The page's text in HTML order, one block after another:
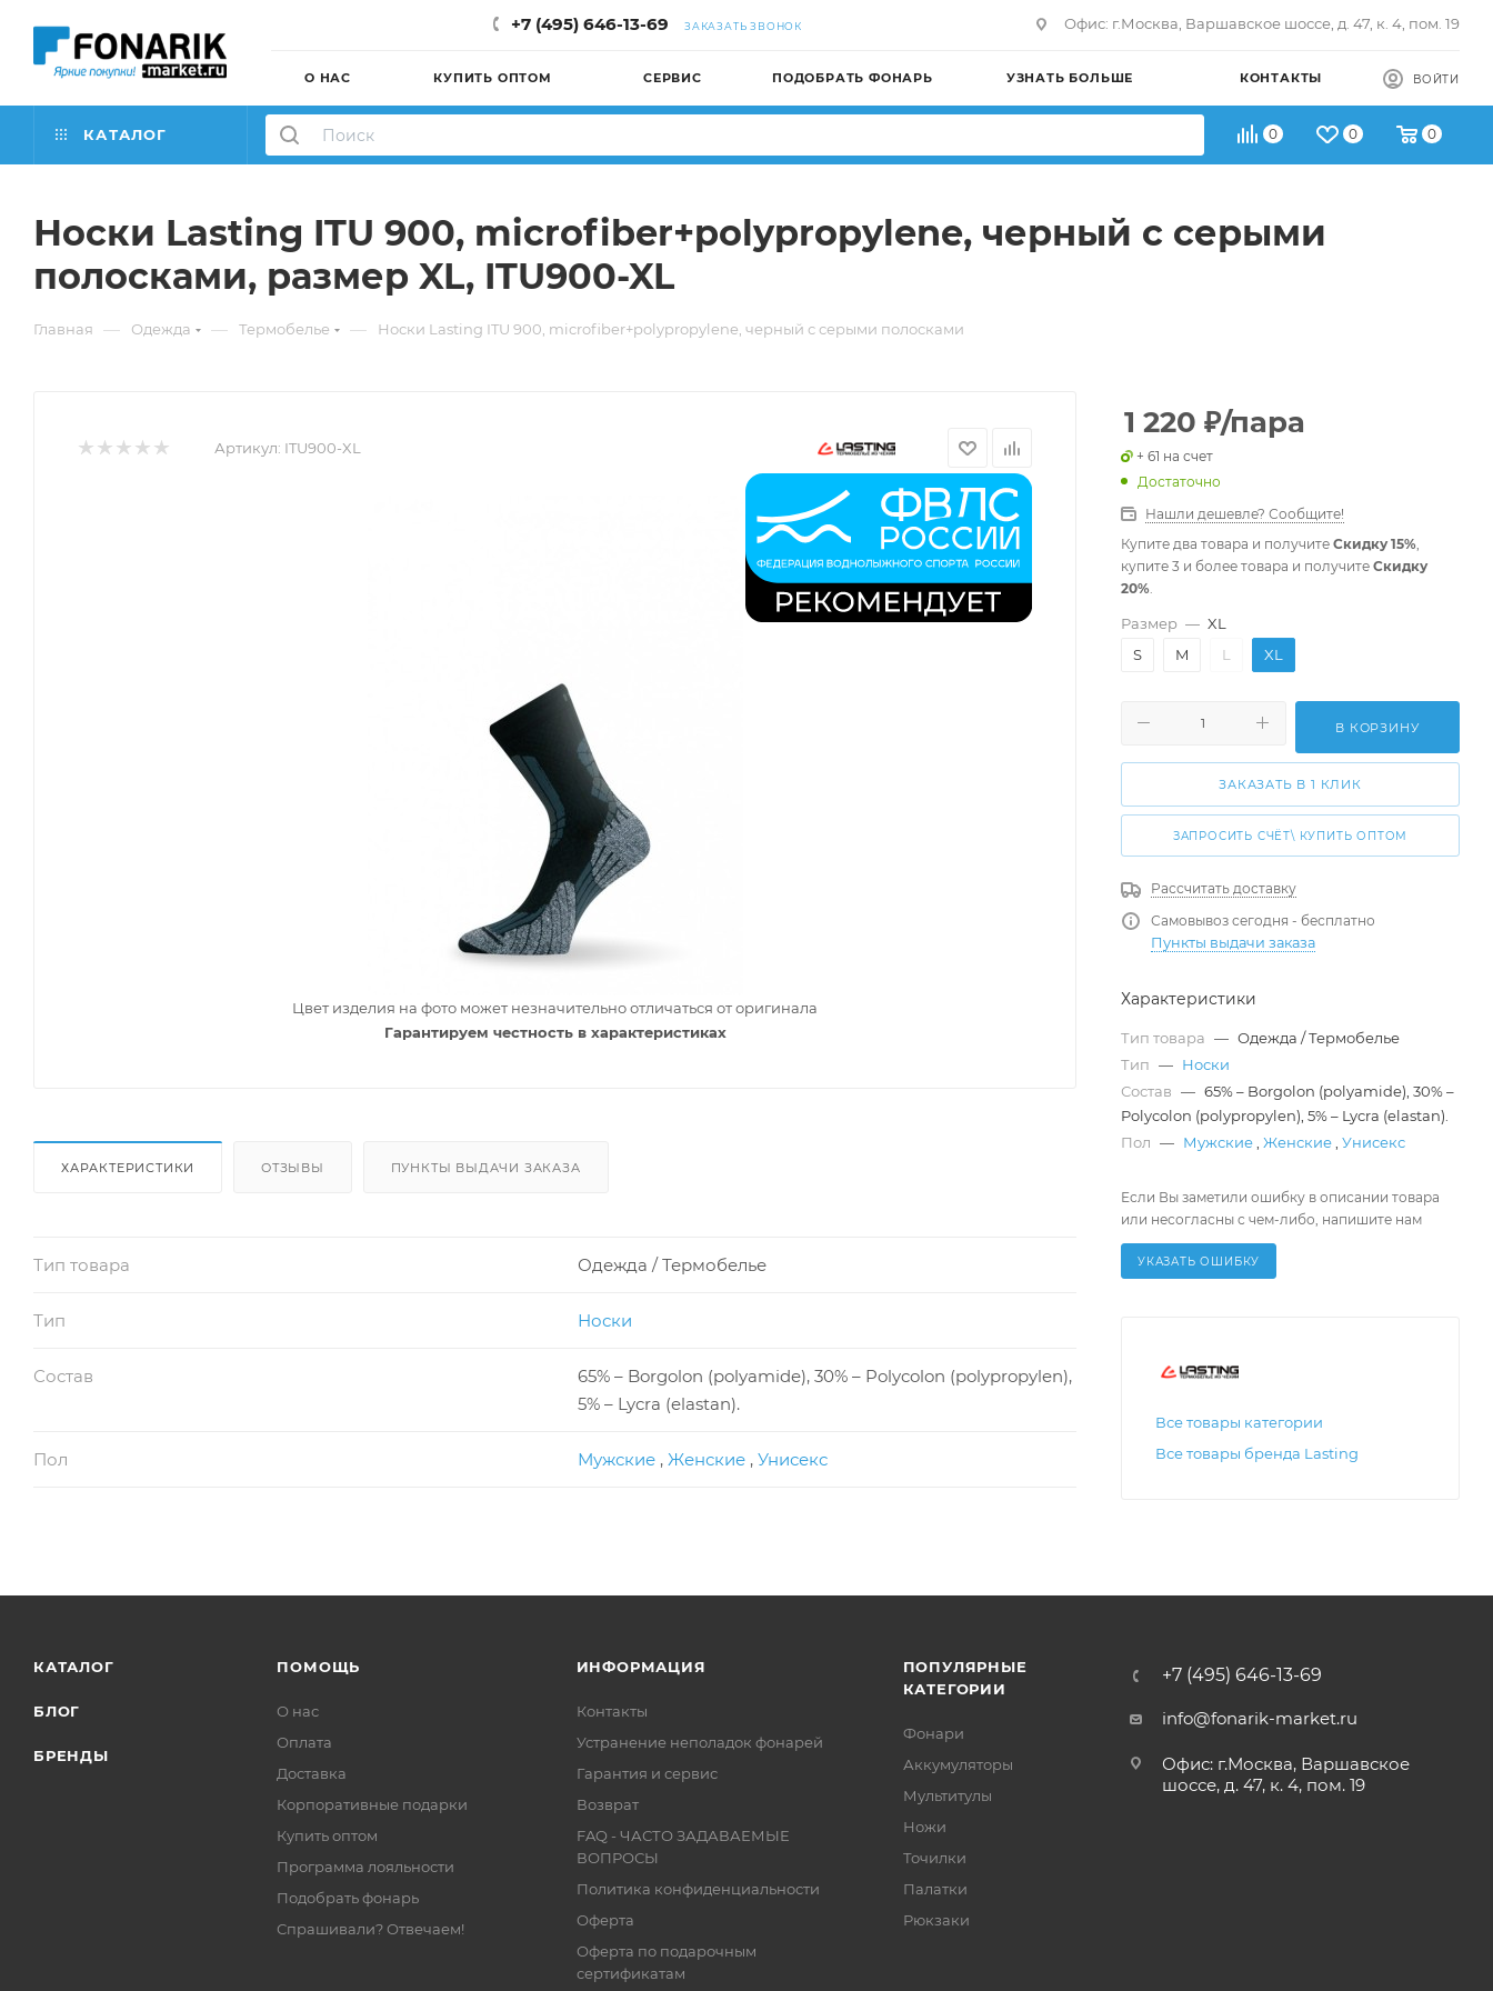
+7 (495) 646-13-69 ЗАКАЗАТЬ ЗВОНОК Офис: г.Москва, Варшавское шоссе, д. 47, к. 4, пом. 19
О НАС КУПИТЬ ОПТОМ СЕРВИС ПОДОБРАТЬ ФОНАРЬ УЗНАТЬ БОЛЬШЕ КОНТАКТЫ ВОЙТИ
КАТАЛОГ 0 0 0
Носки Lasting ITU 900, microfiber+polypropylene, черный с серыми
полосками, размер XL, ITU900-XL
Главная — Одежда — Термобелье — Носки Lasting ITU 900, microfiber+polypropylene, черный с серыми полосками
Артикул: ITU900-XL
Цвет изделия на фото может незначительно отличаться от оригинала
Гарантируем честность в характеристиках
ХАРАКТЕРИСТИКИ ОТЗЫВЫ ПУНКТЫ ВЫДАЧИ ЗАКАЗА
Тип товара Одежда / Термобелье
Тип Носки
Состав
65% – Borgolon (polyamide), 30% – Polycolon (polypropylen),
5% – Lycra (elastan).
Пол Мужские , Женские , Унисекс
1 220 ₽/пара
+ 61 на счет
Достаточно
Нашли дешевле? Сообщите!
Купите два товара и получите Скидку 15%
купите 3 и более товара и получите Скидку
20%
Размер — XL
S
M L XL
В КОРЗИНУ
ЗАКАЗАТЬ В 1 КЛИК
ЗАПРОСИТЬ СЧЁТ\ КУПИТЬ ОПТОМ
Рассчитать доставку
Самовывоз сегодня - бесплатно
Пункты выдачи заказа
Характеристики
Тип товара — Одежда / Термобелье
Тип — Носки
Состав — 65% – Borgolon (polyamide), 30% –
Polycolon (polypropylen), 5% – Lycra (elastan).
Пол — Мужские Женские Унисекс
Если Вы заметили ошибку в описании товара
или несогласны с чем-либо, напишите нам
УКАЗАТЬ ОШИБКУ
Все товары категории
Все товары бренда Lasting
КАТАЛОГ
БЛОГ
БРЕНДЫ
ПОМОЩЬ
О нас
Оплата
Доставка
Корпоративные подарки
Купить оптом
Программа лояльности
Подобрать фонарь
Спрашивали? Отвечаем!
ИНФОРМАЦИЯ
Контакты
Устранение неполадок фонарей
Гарантия и сервис
Возврат
FAQ - ЧАСТО ЗАДАВАЕМЫЕ
ВОПРОСЫ
Политика конфиденциальности
Оферта
Оферта по подарочным
сертификатам
ПОПУЛЯРНЫЕ
КАТЕГОРИИ
Фонари
Аккумуляторы
Мультитулы
Ножи
Точилки
Палатки
Рюкзаки
+7 (495) 646-13-69
info@fonarik-market.ru
Офис: г.Москва, Варшавское
шоссе, д. 47, к. 4, пом. 19